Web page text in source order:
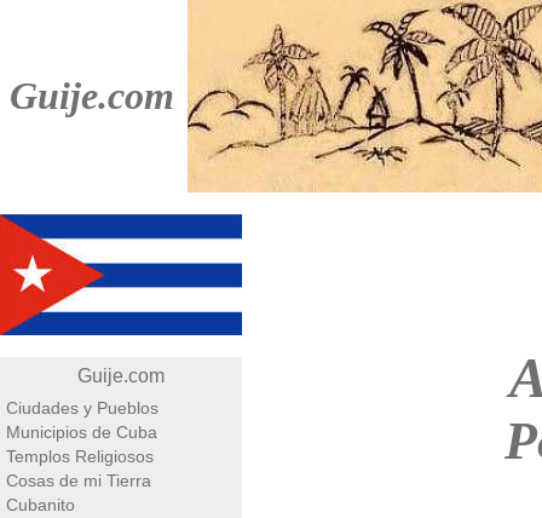
Guije.com
Guije.com
Ciudades y Pueblos
Municipios de Cuba
Templos Religiosos
Cosas de mi Tierra
Cubanito